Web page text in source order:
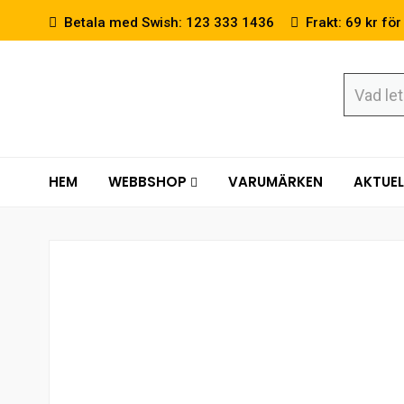
Betala med Swish: 123 333 1436 Frakt: 69 kr
HEM WEBBSHOP VARUMÄRKEN